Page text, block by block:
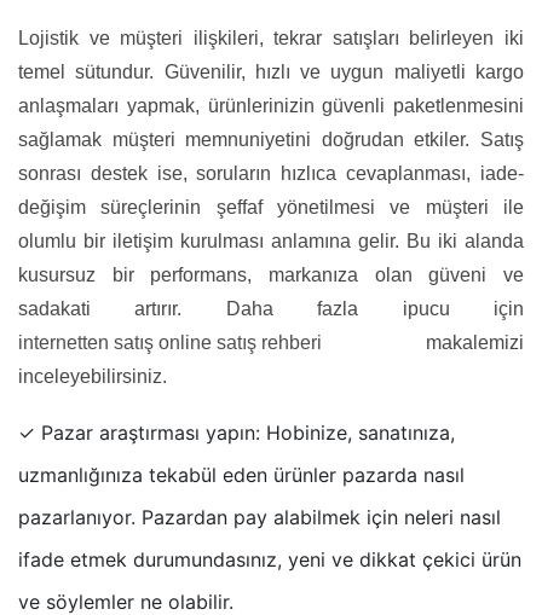
Lojistik ve müşteri ilişkileri, tekrar satışları belirleyen iki
temel sütundur. Güvenilir, hızlı ve uygun maliyetli kargo
anlaşmaları yapmak, ürünlerinizin güvenli paketlenmesini
sağlamak müşteri memnuniyetini doğrudan etkiler. Satış
sonrası destek ise, soruların hızlıca cevaplanması, iade-
değişim süreçlerinin şeffaf yönetilmesi ve müşteri ile
olumlu bir iletişim kurulması anlamına gelir. Bu iki alanda
kusursuz bir performans, markanıza olan güveni ve
sadakati artırır. Daha fazla ipucu için
internetten satış online satış rehberi makalemizi
inceleyebilirsiniz.
✓ Pazar araştırması yapın: Hobinize, sanatınıza,
uzmanlığınıza tekabül eden ürünler pazarda nasıl
pazarlanıyor. Pazardan pay alabilmek için neleri nasıl
ifade etmek durumundasınız, yeni ve dikkat çekici ürün
ve söylemler ne olabilir.